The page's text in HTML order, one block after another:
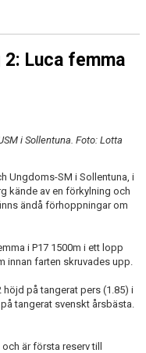
Luca femma
i Sollentuna. Foto: Lotta
Ungdoms-SM i Sollentuna, i
kände av en förkylning och
ändå förhoppningar om
i P17 1500m i ett lopp
innan farten skruvades upp.
höjd på tangerat pers (1.85) i
tangerat svenskt årsbästa.
är första reserv till